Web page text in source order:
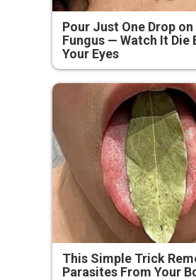
Pour Just One Drop
Fungus — Watch It Die
Your Eyes
This Simple Trick
Parasites From Your